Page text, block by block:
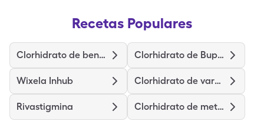
Recetas Populares
Clorhidrato de benazepril Clorhidrato de Bupropión
Wixela Inhub Clorhidrato de vardenafilo
Rivastigmina Clorhidrato de metilfenidato